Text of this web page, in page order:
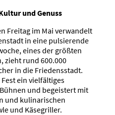
und Genuss
Freitag im Mai verwandelt
in eine pulsie­rende
eines der größten
zieht rund 600.000
in die Friedens­stadt.
ein vielfäl­tiges
und begeistert mit
und kulina­ri­schen
und Käsegriller.